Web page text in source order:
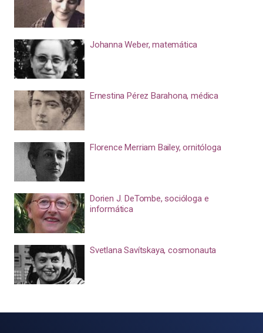
Johanna Weber, matemática
Ernestina Pérez Barahona, médica
Florence Merriam Bailey, ornitóloga
Dorien J. DeTombe, socióloga e
informática
Svetlana Savítskaya, cosmonauta